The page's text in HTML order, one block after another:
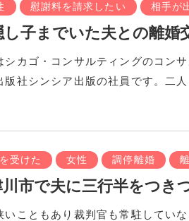
慰謝料を請求したい 相手が
子までいた夫との離婚
シカゴ・コンサルティングのコン
版社シンシア出版の社員です。二
受けた 女性 調停離婚
市で夫に三行半をつき
いこともあり裁判官も常駐してい